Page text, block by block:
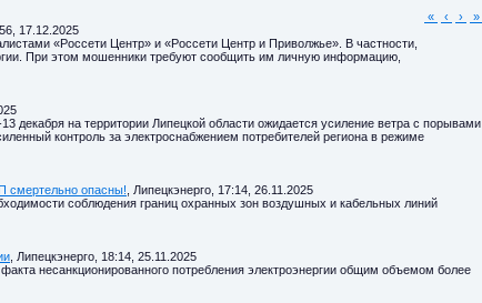
« ‹ ›
»
17.12.2025
«Россети Центр» и «Россети Центр и Приволжье». В частности,
При этом мошенники требуют сообщить им личную информацию,
декабря на территории Липецкой области ожидается усиление ветра с порывами
контроль за электроснабжением потребителей региона в режиме
смертельно опасны! , Липецкэнерго, 17:14, 26.11.2025
соблюдения границ охранных зон воздушных и кабельных линий
, Липецкэнерго, 18:14, 25.11.2025
несанкционированного потребления электроэнергии общим объемом более